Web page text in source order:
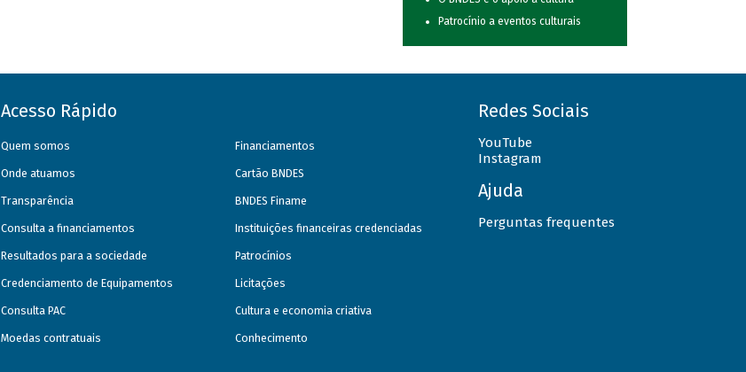
Patrocínio a eventos culturais
Acesso Rápido
Quem somos
Onde atuamos
Transparência
Consulta a financiamentos
Resultados para a sociedade
Credenciamento de Equipamentos
Consulta PAC
Moedas contratuais
Financiamentos
Cartão BNDES
BNDES Finame
Instituições financeiras credenciadas
Patrocínios
Licitações
Cultura e economia criativa
Conhecimento
Redes Sociais
YouTube
Instagram
Ajuda
Perguntas frequentes